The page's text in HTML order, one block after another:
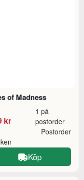
of Madness
kr
1 på
postorder
Postorder
Köp